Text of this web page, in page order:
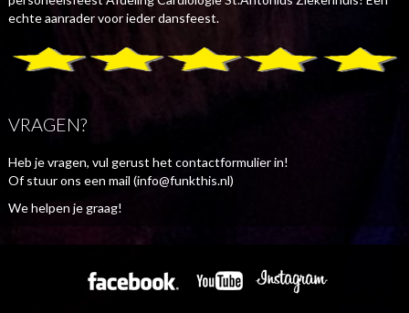
echte aanrader voor ieder dansfeest.
VRAGEN?
Heb je vragen, vul gerust het contactformulier in!
Of stuur ons een mail (info@funkthis.nl)
We helpen je graag!